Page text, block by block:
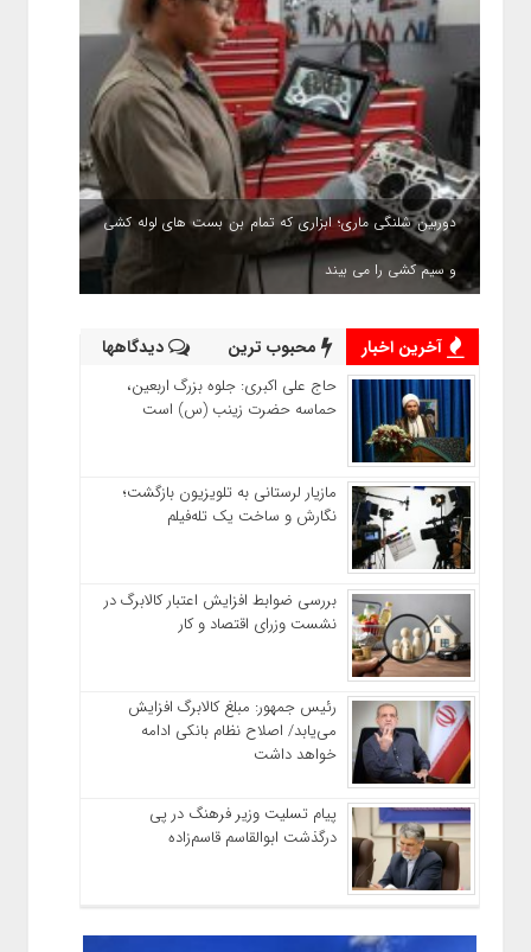
دوربین شلنگی ماری؛ ابزاری که تمام بن بست های لوله کشی
و سیم کشی را می بیند
آخرین اخبار محبوب ترین دیدگاهها
حاج‌ علی‌ اکبری: جلوه بزرگ اربعین،
حماسه حضرت زینب (س) است
مازیار لرستانی به تلویزیون بازگشت؛
نگارش و ساخت یک تله‌فیلم
بررسی ضوابط افزایش اعتبار کالابرگ در
نشست وزرای اقتصاد و کار
رئیس‌ جمهور: مبلغ کالابرگ افزایش
می‌یابد/ اصلاح نظام بانکی ادامه
خواهد داشت
پیام تسلیت وزیر فرهنگ در پی
درگذشت ابوالقاسم قاسم‌زاده